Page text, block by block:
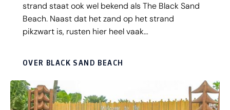
strand staat ook wel bekend als The Black Sand
Beach. Naast dat het zand op het strand
pikzwart is, rusten hier heel vaak
liefst 10.000 dollar.
OVER BLACK SAND BEACH